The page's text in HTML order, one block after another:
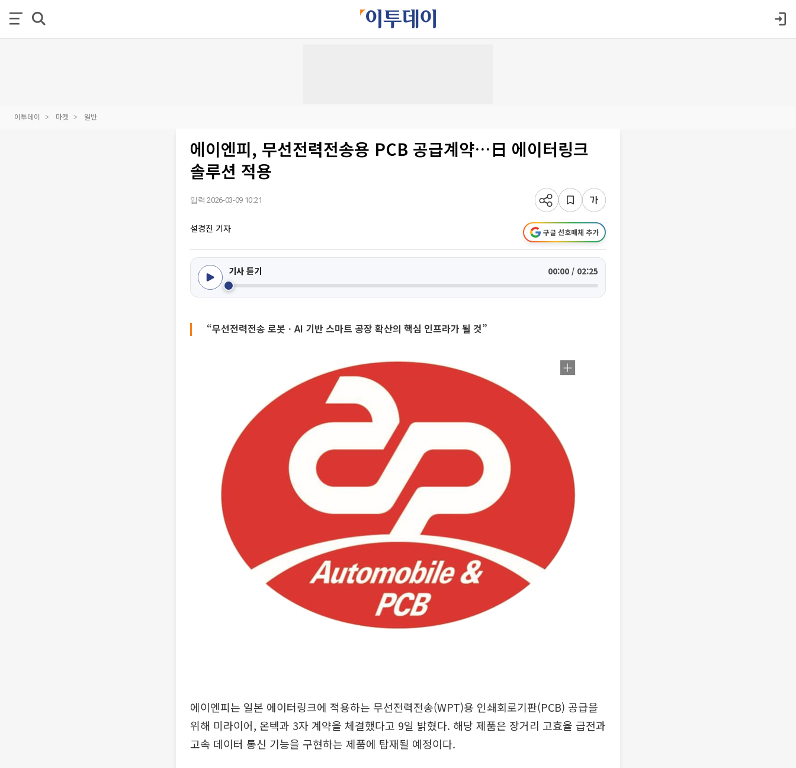
이투데이 마켓 일반
에이엔피, 무선전력전송용 PCB 공급계약…日 에이터링크
솔루션 적용
입력 2026-03-09 10:21
설경진 기자 구글 선호매체 추가
기사 듣기 00:00 / 02:25
“무선전력전송 로봇ㆍAI 기반 스마트 공장 확산의 핵심 인프라가 될 것”
에이엔피는 일본 에이터링크에 적용하는 무선전력전송(WPT)용 인쇄회로기판(PCB) 공급을
위해 미라이어, 온텍과 3자 계약을 체결했다고 9일 밝혔다. 해당 제품은 장거리 고효율 급전과
고속 데이터 통신 기능을 구현하는 제품에 탑재될 예정이다.